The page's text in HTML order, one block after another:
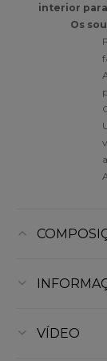
interior para
Os
VÍDEO